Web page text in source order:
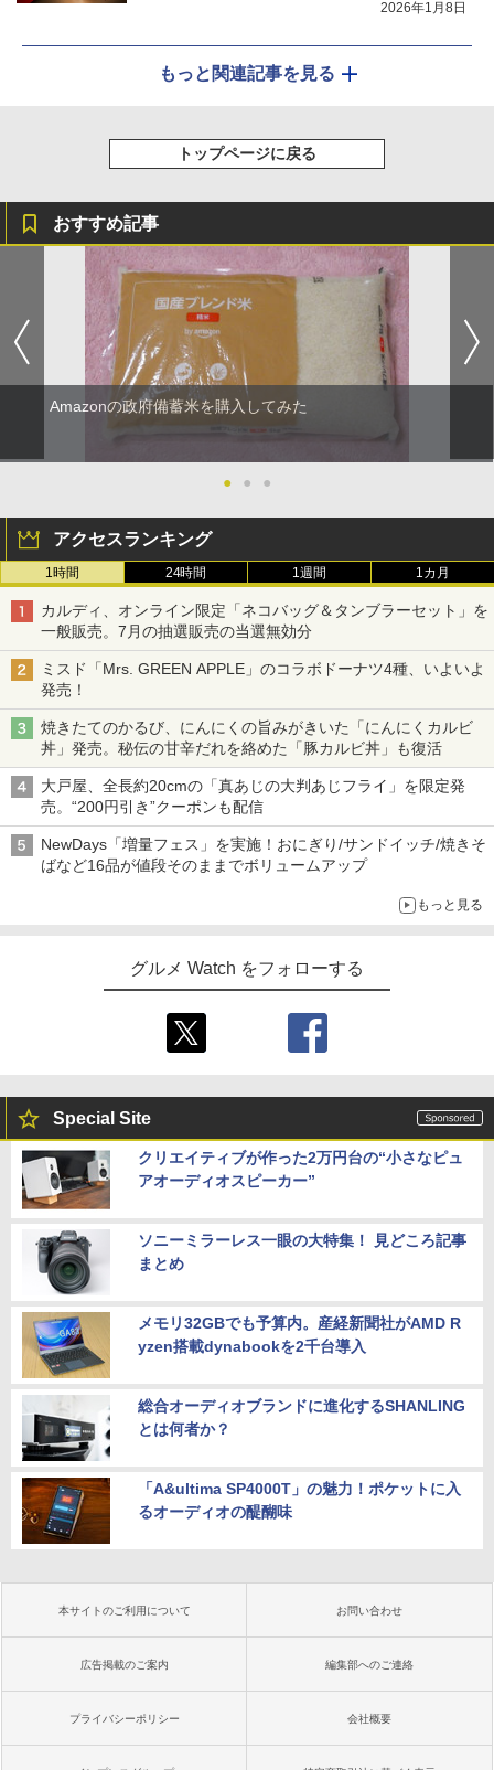
2026年1月8日
もっと関連記事を見る
トップページに戻る
おすすめ記事
Amazonの政府備蓄米を購入してみた
● ● ●
アクセスランキング
1時間 24時間 1週間 1カ月
カルディ、オンライン限定「ネコバッグ＆タンブラーセット」を
一般販売。7月の抽選販売の当選無効分
ミスド「Mrs. GREEN APPLE」のコラボドーナツ4種、いよいよ
発売！
焼きたてのかるび、にんにくの旨みがきいた「にんにくカルビ
丼」発売。秘伝の甘辛だれを絡めた「豚カルビ丼」も復活
大戸屋、全長約20cmの「真あじの大判あじフライ」を限定発
売。“200円引き”クーポンも配信
NewDays「増量フェス」を実施！おにぎり/サンドイッチ/焼きそ
ばなど16品が値段そのままでボリュームアップ
もっと見る
グルメ Watch をフォローする
Special Site
クリエイティブが作った2万円台の“小さなピュ
アオーディオスピーカー”
ソニーミラーレス一眼の大特集！ 見どころ記事
まとめ
メモリ32GBでも予算内。産経新聞社がAMD R
yzen搭載dynabookを2千台導入
総合オーディオブランドに進化するSHANLING
とは何者か？
「A&ultima SP4000T」の魅力！ポケットに入
るオーディオの醍醐味
本サイトのご利用について お問い合わせ
広告掲載のご案内 編集部へのご連絡
プライバシーポリシー 会社概要